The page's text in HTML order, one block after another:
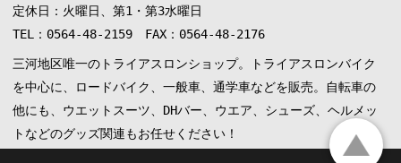
定休日：火曜日、第1・第3水曜日
TEL：0564-48-2159 FAX：0564-48-2176
三河地区唯一のトライアスロンショップ。トライアスロンバイク
を中心に、ロードバイク、一般車、通学車などを販売。自転車の
他にも、ウエットスーツ、DHバー、ウエア、シューズ、ヘルメッ
トなどのグッズ関連もお任せください！